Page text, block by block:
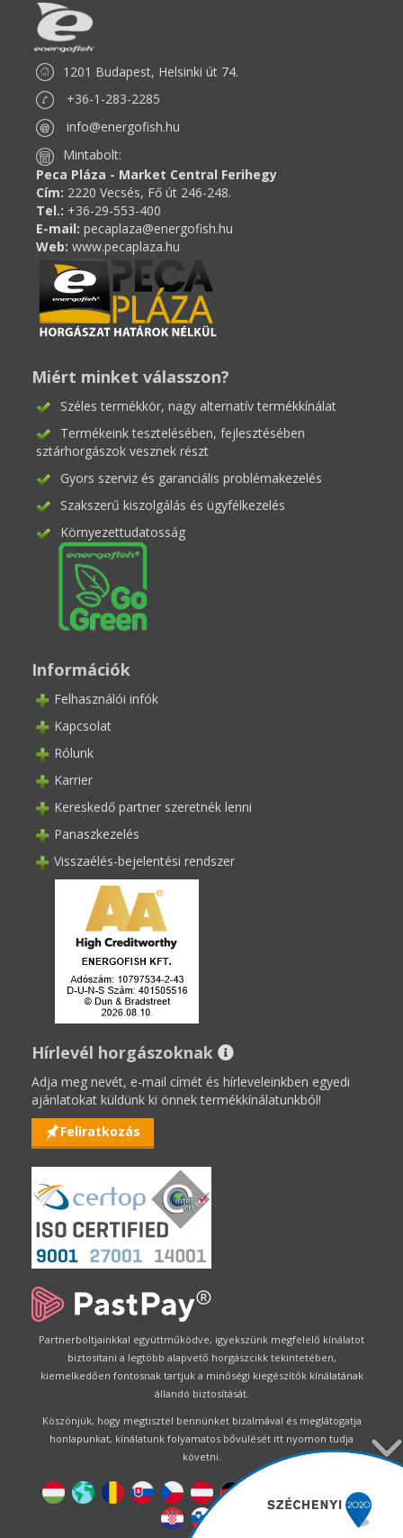
1201 Budapest, Helsinki út 74.
+36-1-283-2285
info@energofish.hu
Mintabolt:
Peca Pláza - Market Central Ferihegy
Cím: 2220 Vecsés, Fő út 246-248.
Tel.: +36-29-553-400
E-mail: pecaplaza@energofish.hu
Web: www.pecaplaza.hu
Miért minket válasszon?
Széles termékkör, nagy alternatív termékkínálat
Termékeink tesztelésében, fejlesztésében
sztárhorgászok vesznek részt
Gyors szerviz és garanciális problémakezelés
Szakszerű kiszolgálás és ügyfélkezelés
Környezettudatosság
Információk
Felhasználói infók
Kapcsolat
Rólunk
Karrier
Kereskedő partner szeretnék lenni
Panaszkezelés
Visszaélés-bejelentési rendszer
Hírlevél horgászoknak
Adja meg nevét, e-mail címét és hírleveleinkben egyedi
ajánlatokat küldünk ki önnek termékkínálatunkból!
Feliratkozás
Partnerboltjainkkal együttműködve, igyekszünk megfelelő kínálatot
biztosítani a legtöbb alapvető horgászcikk tekintetében,
kiemelkedően fontosnak tartjuk a minőségi kiegészítők kínálatának
állandó biztosítását.
Köszönjük, hogy megtisztel bennünket bizalmával és meglátogatja
honlapunkat, kínálatunk folyamatos bővülését itt nyomon tudja
követni.